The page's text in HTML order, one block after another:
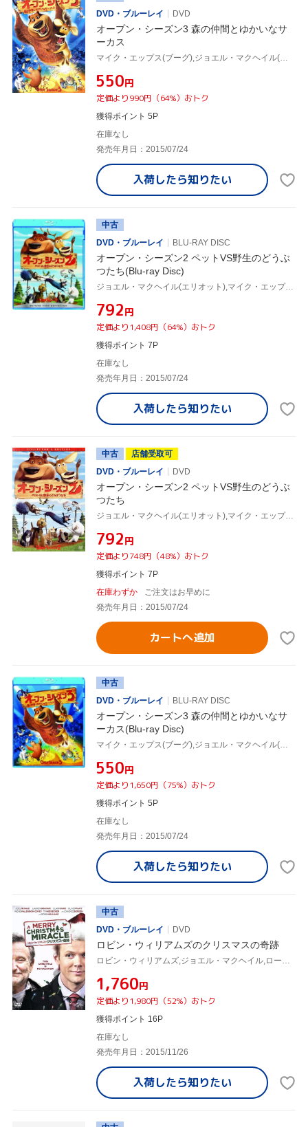
DVD・ブルーレイ
DVD
オープン・シーズン3 森の仲間とゆかいなサ
ーカス
マイク・エップス(ブーグ),ジョエル・マクヘイル(エリオット),デイナ・スナイダー(アリステア),ジェフ・カルドーニ(音楽)
¥550円
定価より990円（64%）おトク
獲得ポイント 5P
在庫なし
発売年月日：2015/07/24
入荷したら知りたい
中古
DVD・ブルーレイ
BLU-RAY DISC
オープン・シーズン2 ペットVS野生のどうぶ
つたち(Blu-ray Disc)
ジョエル・マクヘイル(エリオット),マイク・エップス(ブーグ),ジェーン・クラコフスキー(ジゼル)
¥792円
定価より1,408円（64%）おトク
獲得ポイント 7P
在庫なし
発売年月日：2015/07/24
入荷したら知りたい
中古
店舗受取可
DVD・ブルーレイ
DVD
オープン・シーズン2 ペットVS野生のどうぶ
つたち
ジョエル・マクヘイル(エリオット),マイク・エップス(ブーグ),ジェーン・クラコフスキー(ジゼル)
¥792円
定価より748円（48%）おトク
獲得ポイント 7P
在庫わずか
ご注文はお早めに
発売年月日：2015/07/24
カートへ追加
中古
DVD・ブルーレイ
BLU-RAY DISC
オープン・シーズン3 森の仲間とゆかいなサ
ーカス(Blu-ray Disc)
マイク・エップス(ブーグ),ジョエル・マクヘイル(エリオット),デイナ・スナイダー(アリステア),ジェフ・カルドーニ(音楽)
¥550円
定価より1,650円（75%）おトク
獲得ポイント 5P
在庫なし
発売年月日：2015/07/24
入荷したら知りたい
中古
DVD・ブルーレイ
DVD
ロビン・ウィリアムズのクリスマスの奇跡
ロビン・ウィリアムズ,ジョエル・マクヘイル,ローレン・グレアム,トリストラム・シャピーロ(監督)
¥1,760円
定価より1,980円（52%）おトク
獲得ポイント 16P
在庫なし
発売年月日：2015/11/26
入荷したら知りたい